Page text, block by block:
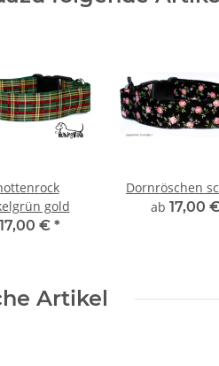
gold
17,00 € *
Dornröschen
ab 17,00
Artikel